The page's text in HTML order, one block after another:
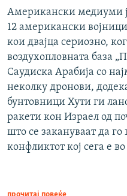
Американски медиуми
12 американски
кои двајца сериозно,
воздухопловната база
Саудиска Арабија со
неколку дронови,
бунтовници Хути ги
ракети кон Израел од
што се закануваат да
конфликтот кој сега е